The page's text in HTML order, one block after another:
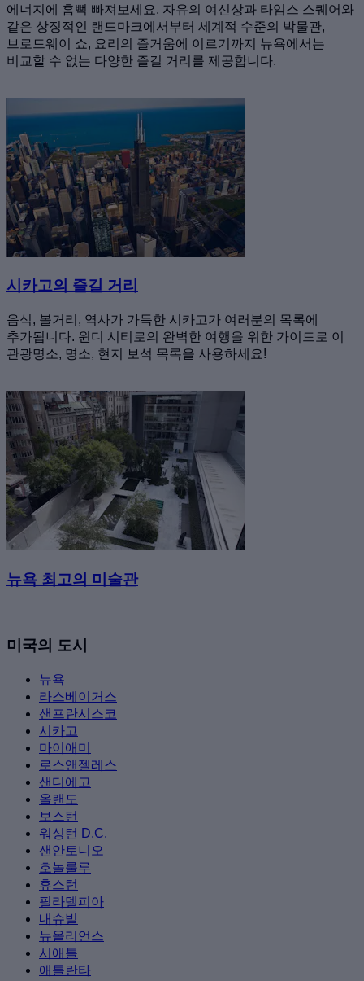
에너지에 흠뻑 빠져보세요. 자유의 여신상과 타임스 스퀘어와
같은 상징적인 랜드마크에서부터 세계적 수준의 박물관,
브로드웨이 쇼, 요리의 즐거움에 이르기까지 뉴욕에서는
비교할 수 없는 다양한 즐길 거리를 제공합니다.
시카고의 즐길 거리
음식, 볼거리, 역사가 가득한 시카고가 여러분의 목록에
추가됩니다. 윈디 시티로의 완벽한 여행을 위한 가이드로 이
관광명소, 명소, 현지 보석 목록을 사용하세요!
뉴욕 최고의 미술관
미국의 도시
뉴욕
라스베이거스
샌프란시스코
시카고
마이애미
로스앤젤레스
샌디에고
올랜도
보스턴
워싱턴 D.C.
샌안토니오
호놀룰루
휴스턴
필라델피아
내슈빌
뉴올리언스
시애틀
애틀란타